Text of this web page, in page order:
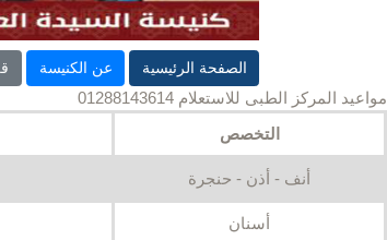
الصفحة الرئيسية عن الكنيسة
مواعيد المركز الطبى للاستعلام 01288143614
التخصص
أنف - أذن - حنجرة
أسنان